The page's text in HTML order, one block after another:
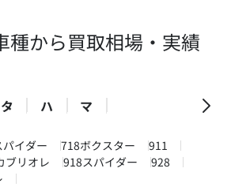
種から買取相場・実績
タ ハ
マ
イダー 718ボクスター
911
ブリオレ 918スパイダー
928